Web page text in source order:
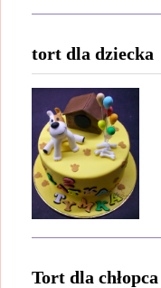
tort dla dziecka
Tort dla chłopca